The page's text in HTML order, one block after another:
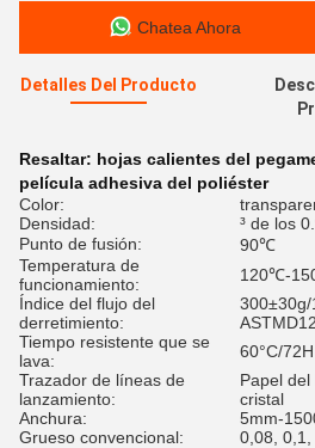
Chatea Ahora
Detalles Del Producto
Resaltar: hojas calientes del
película adhesiva del poliéster
Color:
Densidad:
³ de los
Punto de fusión:
90℃
Temperatura de
funcionamiento:
120℃-
Índice del flujo del
derretimiento:
300±30g/
Tiempo resistente que se
lava:
60°C/72H
Trazador de líneas de
lanzamiento:
Papel
cristal
Anchura:
5mm-
Grueso convencional:
0,08, 0,1,